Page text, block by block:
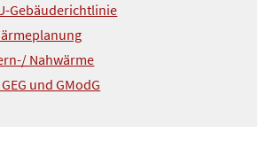
Gebäuderichtlinie
Nahwärme
und GModG